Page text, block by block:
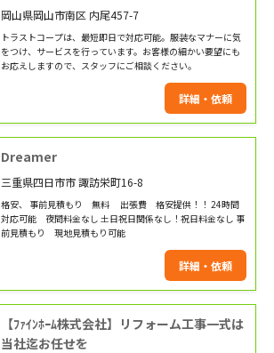
岡山県岡山市南区 内尾457-7
トラストコープは、最短即日で対応可能。服装なマナーに気
をつけ、サービスを行っています。お客様の細かい要望にも
お応えしますので、スタッフにご相談ください。
詳細・依頼
Dreamer
三重県四日市市 諏訪栄町16-8
格安、 事前見積もり 無料 出張費 格安提供！！ 24時間
対応可能 夜間料金なし 土日祝日関係なし！祝日料金なし 事
前見積もり 現地見積もり可能
詳細・依頼
【ﾌｧｲﾝﾎｰﾑ株式会社】リフォーム工事一式は
当社迄お任せを